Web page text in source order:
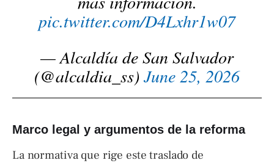
pic.twitter.com/D4Lxhr1w07
— Alcaldía de San Salvador
(@alcaldia_ss)June 25, 2026
Marco legal y argumentos de la reforma
La normativa que rige este traslado de